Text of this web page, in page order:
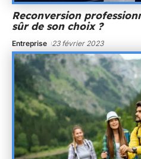
Reconversion
sûr de son choix ?
Entreprise 23 février 2023